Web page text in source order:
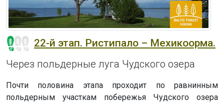
22-й этап. Ристипало – Мехикоорма.
Через польдерные луга Чудского озера
Почти половина этапа проходит по равнинным
польдерным участкам побережья Чудского озера